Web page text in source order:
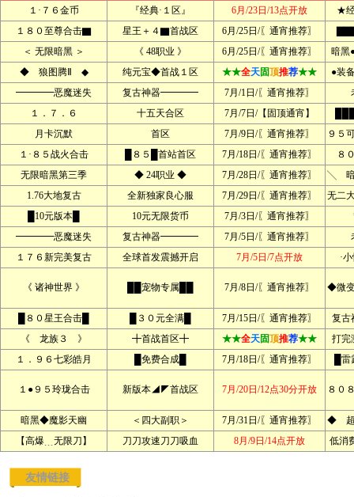
１·７６金币
『经典·１区』 6月/23日/13点开放
★
１８０至尊合击▇
星王＋４▇首战区 6月/25日/〖通宵推荐〗
＜ 无限暗黑 ＞
《 48职业 》 6月/25日/〖通宵推荐〗
暗黑
◆ 狼图腾Ⅱ ◆
纯元宝◆首战１区 ★★全天固顶推荐★★
●装
━━━━恶魔迷失
复古神器━━━━ 7月/1日/〖通宵推荐〗
１．７．６
十五天合区 7月/7日/【固顶通宵】
月卡沉默
首区 7月/9日/〖通宵推荐〗
９５
１·８５战火合击
█８５█首站首区 7月/18日/〖通宵推荐〗
８
无限暗黑第三季
◆ 24职业 ◆ 7月/28日/〖通宵推荐〗
╲ 暗
1.76大地复古
全新独家良心服 7月/29日/〖通宵推荐〗
无二
█10元版本█
10元无限货币 7月/3日/〖通宵推荐〗
━━━━恶魔迷失
复古神器━━━━ 7月/5日/〖通宵推荐〗
１７６新完美复古
全球首发震撼开启 7月/5日/7点开放 ·
《 诸神世界 》 ██宠物专属██ 7月/8日/〖通宵推荐〗 ◆微
█８０星王合击█ █３０元全满█ 7月/15日/〖通宵推荐〗
复古
《 龙族３ 》
╋首战首区╋ ★★全天固顶推荐★★
打完
１．９６七彩皓月
█免费合成█ 7月/18日/〖通宵推荐〗 █
１●９５玲珑合击 新版本◢◤首战区 7月/20日/12点30分开放 ８０
暗黑◆魔影天幽 ＜四大副职＞ 7月/31日/〖通宵推荐〗
◆ 超
【高爆﹍无限刀】
刀刀攻速刀刀吸血 8月/9日/14点开放 低消
友情链接